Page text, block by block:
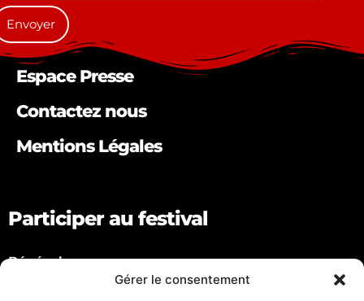
Gérer le consentement
Espace Presse
Contactez nous
Mentions Légales
Bénévole
Participer au festival